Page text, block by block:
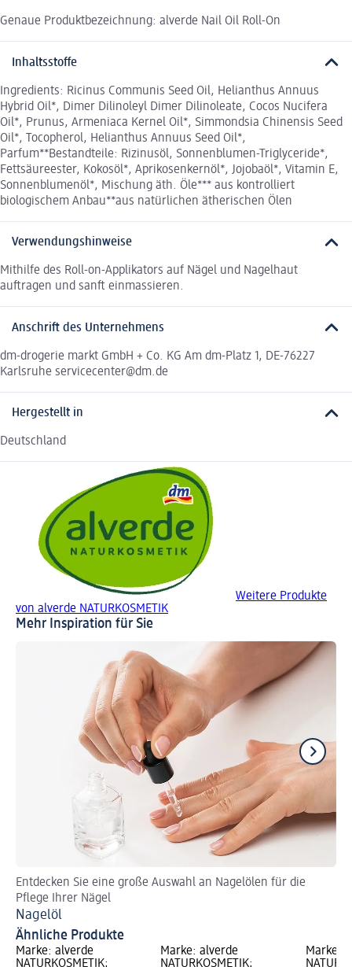
Genaue Produktbezeichnung: alverde Nail Oil Roll-On
Inhaltsstoffe
Ingredients: Ricinus Communis Seed Oil, Helianthus Annuus
Hybrid Oil*, Dimer Dilinoleyl Dimer Dilinoleate, Cocos Nucifera
Oil*, Prunus, Armeniaca Kernel Oil*, Simmondsia Chinensis Seed
Oil*, Tocopherol, Helianthus Annuus Seed Oil*,
Parfum**Bestandteile: Rizinusöl, Sonnenblumen-Triglyceride*,
Fettsäureester, Kokosöl*, Aprikosenkernöl*, Jojobaöl*, Vitamin E,
Sonnenblumenöl*, Mischung äth. Öle*** aus kontrolliert
biologischem Anbau**aus natürlichen ätherischen Ölen
Verwendungshinweise
Mithilfe des Roll-on-Applikators auf Nägel und Nagelhaut
auftragen und sanft einmassieren.
Anschrift des Unternehmens
dm-drogerie markt GmbH + Co. KG Am dm-Platz 1, DE-76227
Karlsruhe servicecenter@dm.de
Hergestellt in
Deutschland
Weitere Produkte
von alverde NATURKOSMETIK
Mehr Inspiration für Sie
Entdecken Sie eine große Auswahl an Nagelölen für die
Pflege Ihrer Nägel
Nagelöl
Ähnliche Produkte
Marke: alverde
NATURKOSMETIK;
Marke: alverde
NATURKOSMETIK;
Marke: